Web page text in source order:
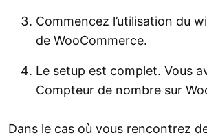
Commencez l’utilisation du
de WooCommerce.
Le setup est complet. Vous
Compteur de nombre sur
Dans le cas où vous rencontrez